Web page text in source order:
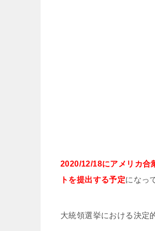
2020/12/18にアメリカ合
トを提出する予定になっ
大統領選挙における決定